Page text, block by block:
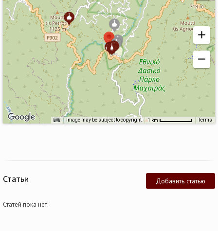
Image may be subject to copyright 1 km Terms
Добавить статью
Статьи
Статей пока нет.